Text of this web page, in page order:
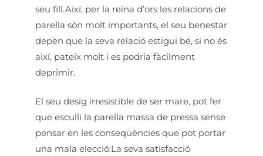
seu fill.Així, per la reina d’ors les relacions de
parella són molt importants, el seu benestar
depèn que la seva relació estigui bé, si no és
així, pateix molt i es podria fàcilment
deprimir.
El seu desig irresistible de ser mare, pot fer
que esculli la parella massa de pressa sense
pensar en les conseqüències que pot portar
una mala elecció.La seva satisfacció